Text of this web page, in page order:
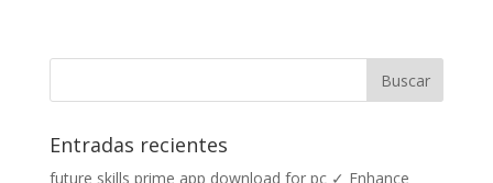
Entradas recientes
future skills prime app download for pc ✓ Enhance